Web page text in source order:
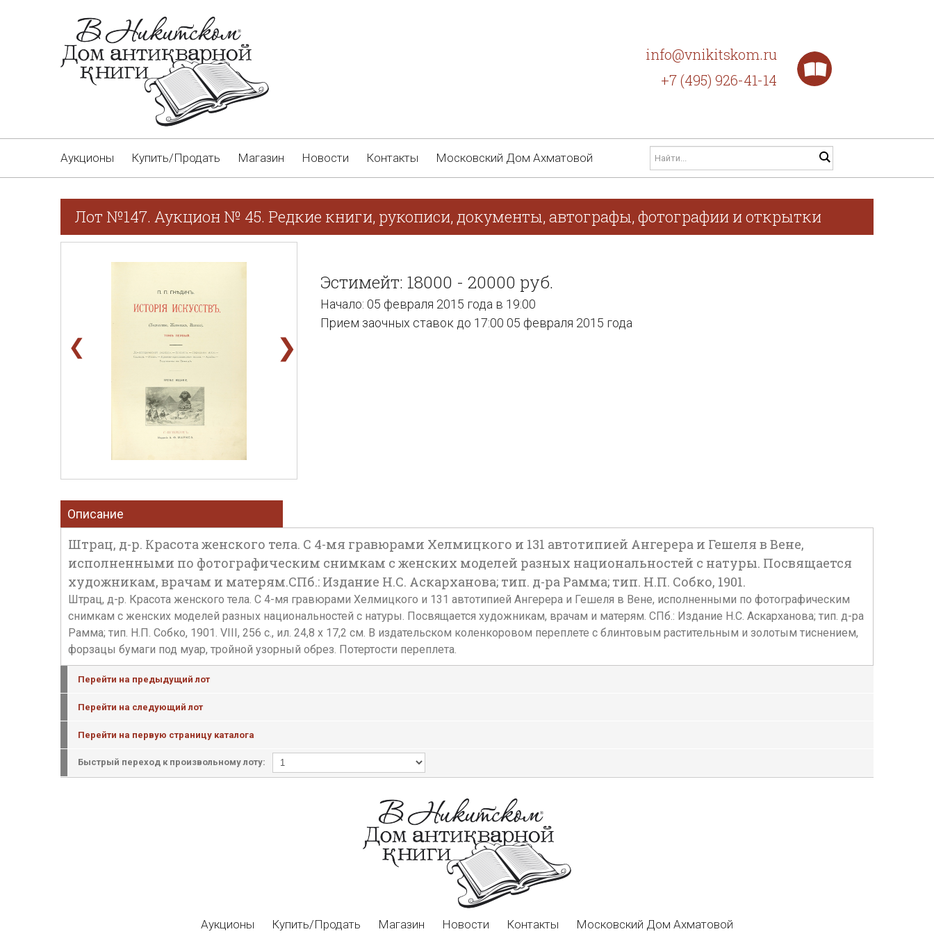
info@vnikitskom.ru
+7 (495) 926-41-14
Аукционы Купить/Продать Магазин Новости Контакты Московский Дом Ахматовой
Лот №147. Аукцион № 45. Редкие книги, рукописи, документы, автографы, фотографии и открытки
❮ ❯
Эстимейт: 18000 - 20000 руб.
Начало: 05 февраля 2015 года в 19:00
Прием заочных ставок до 17:00 05 февраля 2015 года
Описание
Штрац, д-р. Красота женского тела. С 4-мя гравюрами Хелмицкого и 131 автотипией Ангерера и Гешеля в Вене,
исполненными по фотографическим снимкам с женских моделей разных национальностей с натуры. Посвящается
художникам, врачам и матерям.СПб.: Издание Н.С. Аскарханова; тип. д-ра Рамма; тип. Н.П. Собко, 1901.
Штрац, д-р. Красота женского тела. С 4-мя гравюрами Хелмицкого и 131 автотипией Ангерера и Гешеля в Вене, исполненными по фотографическим
снимкам с женских моделей разных национальностей с натуры. Посвящается художникам, врачам и матерям. СПб.: Издание Н.С. Аскарханова; тип. д-ра
Рамма; тип. Н.П. Собко, 1901. VIII, 256 c., ил. 24,8 х 17,2 см. В издательском коленкоровом переплете с блинтовым растительным и золотым тиснением,
форзацы бумаги под муар, тройной узорный обрез. Потертости переплета.
Перейти на предыдущий лот
Перейти на следующий лот
Перейти на первую страницу каталога
Быстрый переход к произвольному лоту:
Аукционы Купить/Продать Магазин Новости Контакты Московский Дом Ахматовой